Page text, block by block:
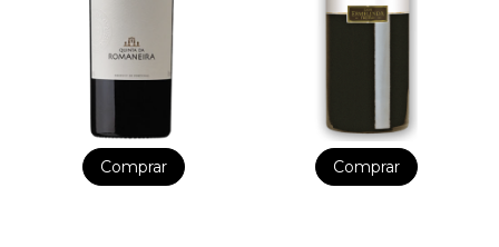
Comprar Comprar